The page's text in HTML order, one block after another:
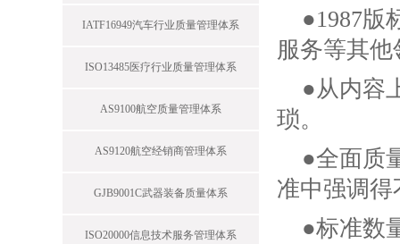
IATF16949汽车行业质量管理体系
ISO13485医疗行业质量管理体系
AS9100航空质量管理体系
AS9120航空经销商管理体系
GJB9001C武器装备质量体系
ISO20000信息技术服务管理体系
●1987版
服务等其他
●从内容
琐。
●全面质
准中强调得
●标准数